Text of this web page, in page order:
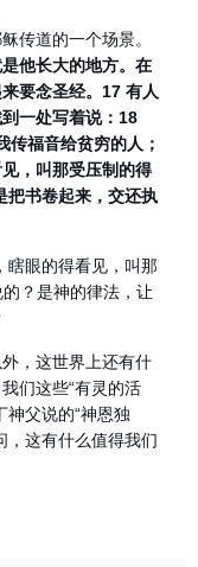
传道的一个场景。
他长大的地方。在
要念圣经。17 有人
一处写着说：18
传福音给贫穷的人；
，叫那受压制的得
把书卷起来，交还执
瞎眼的得看见，叫那
？是神的律法，让
，这世界上还有什
们这些“有灵的活
神父说的“神恩独
，这有什么值得我们